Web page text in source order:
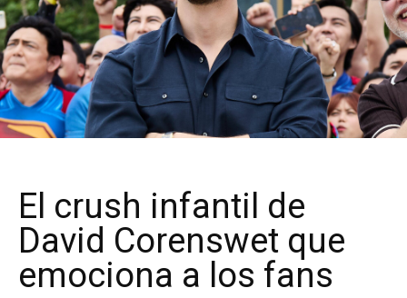
El crush infantil de
David Corenswet que
emociona a los fans